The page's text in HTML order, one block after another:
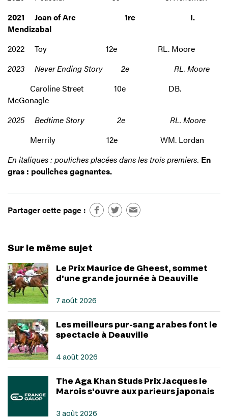
2021 Joan of Arc 1re I.
Mendizabal
2022 Toy 12e RL. Moore
2023 Never Ending Story 2e RL. Moore
Caroline Street 10e DB.
McGonagle
2025 Bedtime Story 2e RL. Moore
Merrily 12e WM. Lordan
En italiques : pouliches placées dans les trois premiers. En
gras : pouliches gagnantes.
Partager cette page :
Sur le même sujet
Le Prix Maurice de Gheest, sommet
d’une grande journée à Deauville
7 août 2026
Les meilleurs pur-sang arabes font le
spectacle à Deauville
4 août 2026
The Aga Khan Studs Prix Jacques le
Marois s'ouvre aux parieurs japonais
3 août 2026